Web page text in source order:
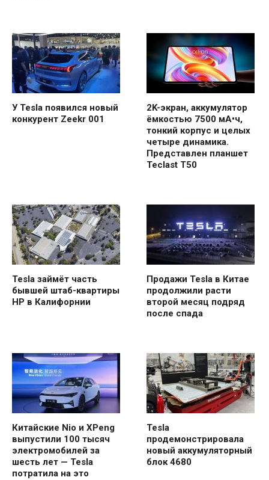
У Tesla появился новый
конкурент Zeekr 001
2K-экран, аккумулятор
ёмкостью 7500 мА•ч,
тонкий корпус и целых
четыре динамика.
Представлен планшет
Teclast T50
Tesla займёт часть
бывшей штаб-квартиры
HP в Калифорнии
Продажи Tesla в Китае
продолжили расти
второй месяц подряд
после спада
Китайские Nio и XPeng
выпустили 100 тысяч
электромобилей за
шесть лет — Tesla
потратила на это
Tesla
продемонстрировала
новый аккумуляторный
блок 4680